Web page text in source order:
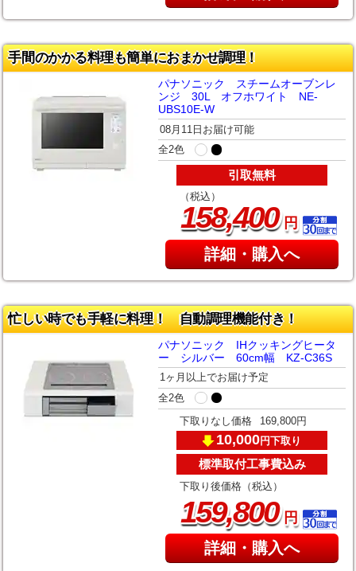
手間のかかる料理も簡単におまかせ調理！
パナソニック スチームオーブンレ
ンジ 30L オフホワイト NE-
UBS10E-W
08月11日お届け可能
全2色
引取無料
（税込）
158,400円
詳細・購入へ
忙しい時でも手軽に料理！ 自動調理機能付き！
パナソニック IHクッキングヒータ
ー シルバー 60cm幅 KZ-C36S
1ヶ月以上でお届け予定
全2色
下取りなし価格 169,800円
10,000円下取り
標準取付工事費込み
下取り後価格（税込）
159,800円
詳細・購入へ